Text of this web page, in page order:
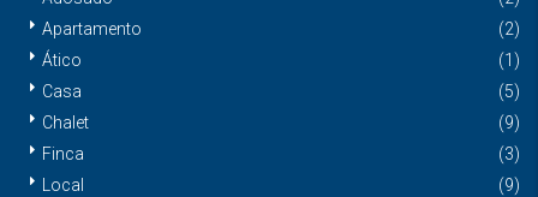
Apartamento
(2)
Ático
(1)
Casa
(5)
Chalet
(9)
Finca
(3)
Local
(9)